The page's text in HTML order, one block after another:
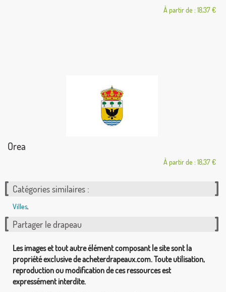
À partir de : 18,37 €
Orea
À partir de : 18,37 €
Catégories similaires :
Villes,
Partager le drapeau
Les images et tout autre élément composant le site sont la
propriété exclusive de acheterdrapeaux.com. Toute utilisation,
reproduction ou modification de ces ressources est
expressément interdite.